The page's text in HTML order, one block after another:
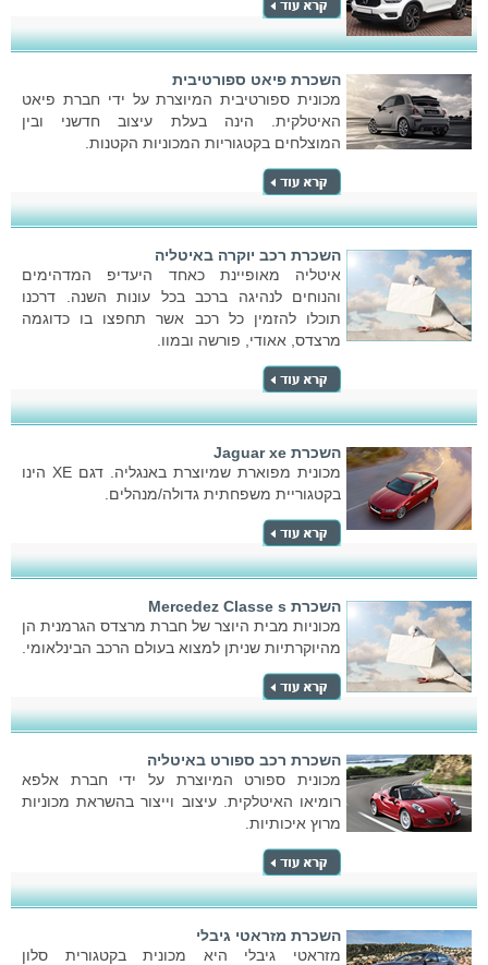
השכרת פיאט ספורטיבית
מכונית ספורטיבית המיוצרת על ידי חברת פיאט
האיטלקית. הינה בעלת עיצוב חדשני ובין
המוצלחים בקטגוריות המכוניות הקטנות.
השכרת רכב יוקרה באיטליה
איטליה מאופיינת כאחד היעדיפ המדהימים
והנוחים לנהיגה ברכב בכל עונות השנה. דרכנו
תוכלו להזמין כל רכב אשר תחפצו בו כדוגמה
מרצדס, אאודי, פורשה ובמוו.
השכרת Jaguar xe
מכונית מפוארת שמיוצרת באנגליה. דגם XE הינו
בקטגוריית משפחתית גדולה/מנהלים.
השכרת Mercedez Classe s
מכוניות מבית היוצר של חברת מרצדס הגרמנית הן
מהיוקרתיות שניתן למצוא בעולם הרכב הבינלאומי.
השכרת רכב ספורט באיטליה
מכונית ספורט המיוצרת על ידי חברת אלפא
רומיאו האיטלקית. עיצוב וייצור בהשראת מכוניות
מרוץ איכותיות.
השכרת מזראטי גיבלי
מזראטי גיבלי היא מכונית בקטגורית סלון